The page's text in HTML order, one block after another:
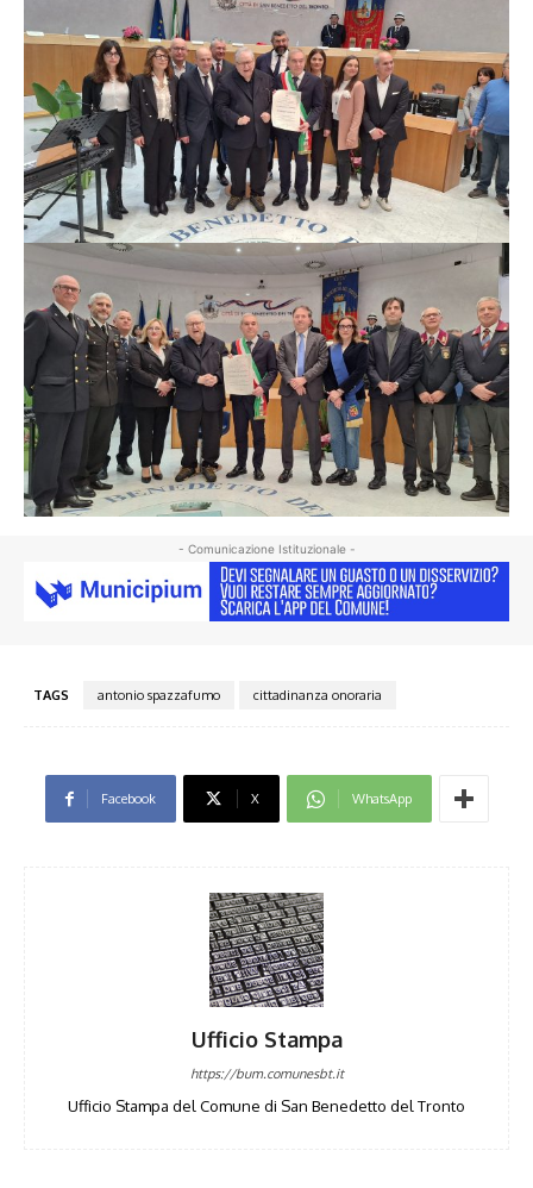
- Comunicazione Istituzionale -
TAGS antonio spazzafumo cittadinanza onoraria
Facebook X WhatsApp
Ufficio Stampa
https://bum.comunesbt.it
Ufficio Stampa del Comune di San Benedetto del Tronto